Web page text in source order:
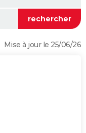
Mise à jour le 25/06/26